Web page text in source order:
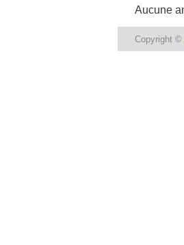
Aucune
Copyright ©